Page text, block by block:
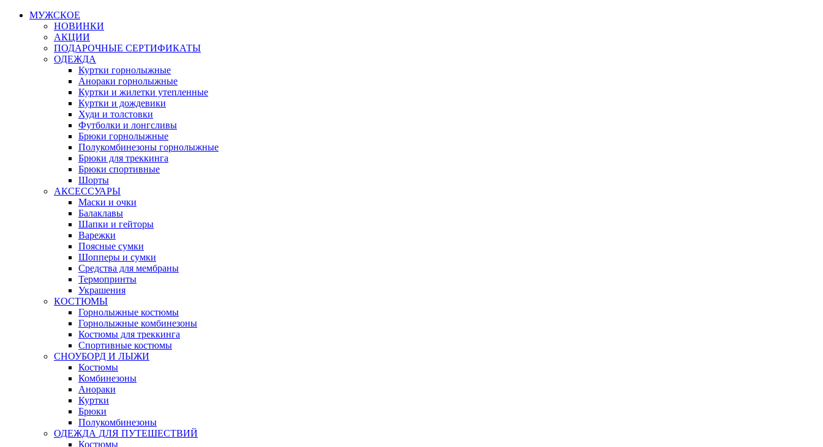
МУЖСКОЕ
НОВИНКИ
АКЦИИ
ПОДАРОЧНЫЕ СЕРТИФИКАТЫ
ОДЕЖДА
Куртки горнолыжные
Анораки горнолыжные
Куртки и жилетки утепленные
Куртки и дождевики
Худи и толстовки
Футболки и лонгсливы
Брюки горнолыжные
Полукомбинезоны горнолыжные
Брюки для треккинга
Брюки спортивные
Шорты
АКСЕССУАРЫ
Маски и очки
Балаклавы
Шапки и гейторы
Варежки
Поясные сумки
Шопперы и сумки
Средства для мембраны
Термопринты
Украшения
КОСТЮМЫ
Горнолыжные костюмы
Горнолыжные комбинезоны
Костюмы для треккинга
Спортивные костюмы
СНОУБОРД И ЛЫЖИ
Костюмы
Комбинезоны
Анораки
Куртки
Брюки
Полукомбинезоны
ОДЕЖДА ДЛЯ ПУТЕШЕСТВИЙ
Костюмы